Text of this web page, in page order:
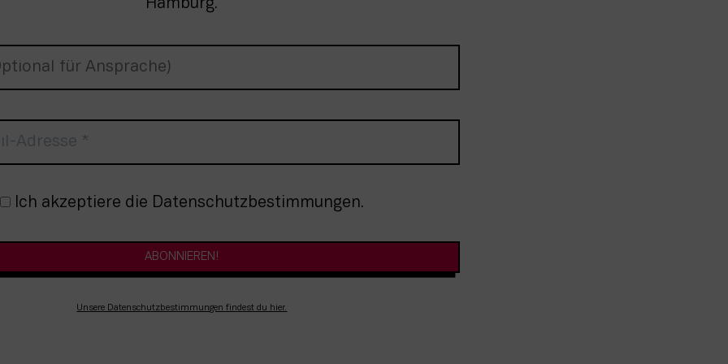
Hamburg.
Ich akzeptiere die Datenschutzbestimmungen.
Unsere Datenschutzbestimmungen findest du hier.